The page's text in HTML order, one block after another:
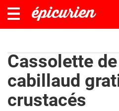
Cassolette
cabillaud
crustacés